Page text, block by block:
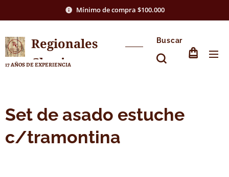
Mínimo de compra $100.000
Regionales
Chasico
17 AÑOS DE EXPERIENCIA
Buscar
Set de asado estuche
c/tramontina